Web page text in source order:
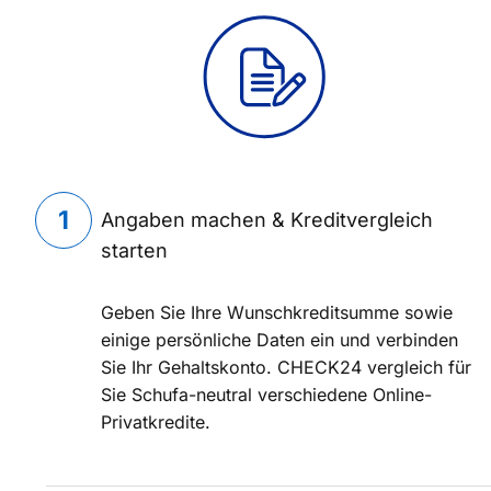
Angaben machen & Kreditvergleich
starten
Geben Sie Ihre Wunschkreditsumme sowie
einige persönliche Daten ein und verbinden
Sie Ihr Gehaltskonto. CHECK24 vergleich für
Sie Schufa-neutral verschiedene Online-
Privatkredite.